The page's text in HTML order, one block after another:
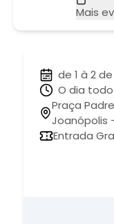
Mais
de 1 à 2
O dia todo
Praça
Joanópolis -
Entrada